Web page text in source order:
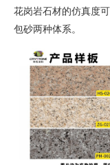
花岗岩石材的仿真度
包砂两种体系。